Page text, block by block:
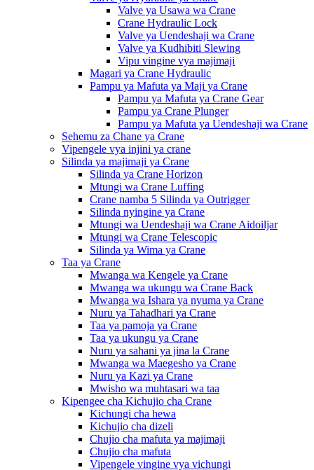
Valve ya Usawa wa Crane
Crane Hydraulic Lock
Valve ya Uendeshaji wa Crane
Valve ya Kudhibiti Slewing
Vipu vingine vya majimaji
Magari ya Crane Hydraulic
Pampu ya Mafuta ya Maji ya Crane
Pampu ya Mafuta ya Crane Gear
Pampu ya Crane Plunger
Pampu ya Mafuta ya Uendeshaji wa Crane
Sehemu za Chane ya Crane
Vipengele vya injini ya crane
Silinda ya majimaji ya Crane
Silinda ya Crane Horizon
Mtungi wa Crane Luffing
Crane namba 5 Silinda ya Outrigger
Silinda nyingine ya Crane
Mtungi wa Uendeshaji wa Crane Aidoiljar
Mtungi wa Crane Telescopic
Silinda ya Wima ya Crane
Taa ya Crane
Mwanga wa Kengele ya Crane
Mwanga wa ukungu wa Crane Back
Mwanga wa Ishara ya nyuma ya Crane
Nuru ya Tahadhari ya Crane
Taa ya pamoja ya Crane
Taa ya ukungu ya Crane
Nuru ya sahani ya jina la Crane
Mwanga wa Maegesho ya Crane
Nuru ya Kazi ya Crane
Mwisho wa muhtasari wa taa
Kipengee cha Kichujio cha Crane
Kichungi cha hewa
Kichujio cha dizeli
Chujio cha mafuta ya majimaji
Chujio cha mafuta
Vipengele vingine vya vichungi